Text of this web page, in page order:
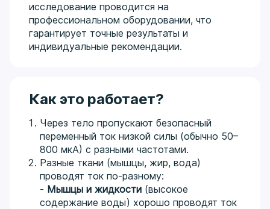
исследование проводится на
профессиональном оборудовании, что
гарантирует точные результаты и
индивидуальные рекомендации.
Как это работает?
Через тело пропускают безопасный
переменный ток низкой силы (обычно 50–
800 мкА) с разными частотами.
Разные ткани (мышцы, жир, вода)
проводят ток по-разному:
- Мышцы и жидкости (высокое
содержание воды) хорошо проводят ток